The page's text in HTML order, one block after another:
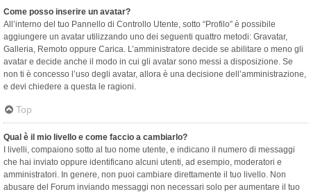
Come posso inserire un avatar?
All’interno del tuo Pannello di Controllo Utente, sotto “Profilo” è possibile
aggiungere un avatar utilizzando uno dei seguenti quattro metodi: Gravatar,
Galleria, Remoto oppure Carica. L’amministratore decide se abilitare o meno gli
avatar e decide anche il modo in cui gli avatar sono messi a disposizione. Se
non ti è concesso l’uso degli avatar, allora è una decisione dell’amministrazione,
e devi chiedere a questa le ragioni.
Top
Qual è il mio livello e come faccio a cambiarlo?
I livelli, compaiono sotto al tuo nome utente, e indicano il numero di messaggi
che hai inviato oppure identificano alcuni utenti, ad esempio, moderatori e
amministratori. In genere, non puoi cambiare direttamente il tuo livello. Non
abusare del Forum inviando messaggi non necessari solo per aumentare il tuo